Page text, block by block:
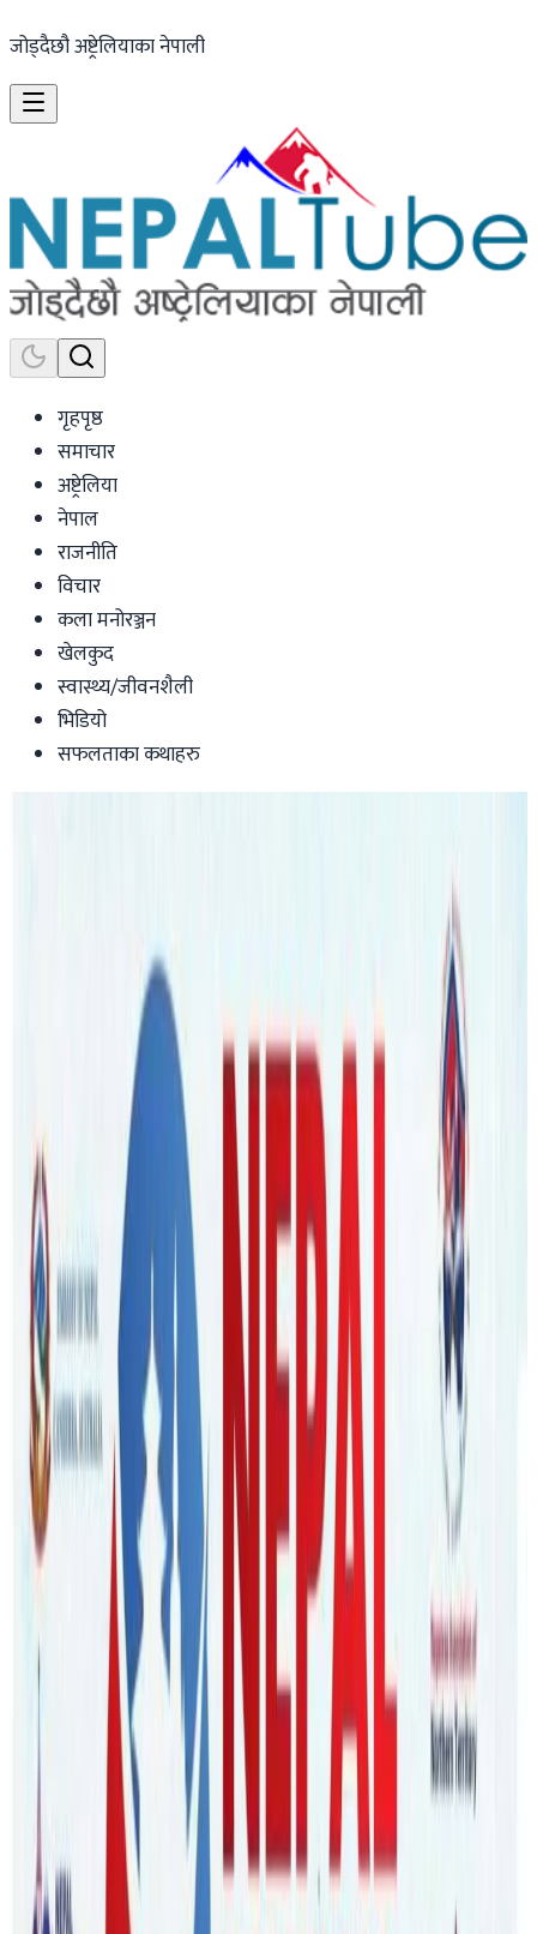
जोड्दैछौ अष्ट्रेलियाका नेपाली
गृहपृष्ठ
समाचार
अष्ट्रेलिया
नेपाल
राजनीति
विचार
कला मनोरञ्जन
खेलकुद
स्वास्थ्य/जीवनशैली
भिडियो
सफलताका कथाहरु
अष्ट्रेलियामा कत्ति नेपालीलाई कोभिड लाग्यो
यस्तो छ एनआरएनएको योजना
Monday, 2022 January 10 / 2:05 pm